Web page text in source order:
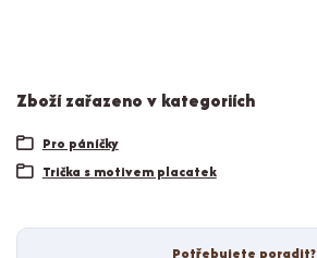
Zboží zařazeno v kategoriích
Pro páníčky
Trička s motivem placatek
Potřebujete poradit?